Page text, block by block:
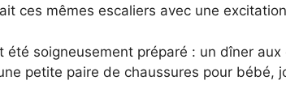
ces mêmes escaliers avec une
été soigneusement préparé : un dîner
petite paire de chaussures pour bébé,